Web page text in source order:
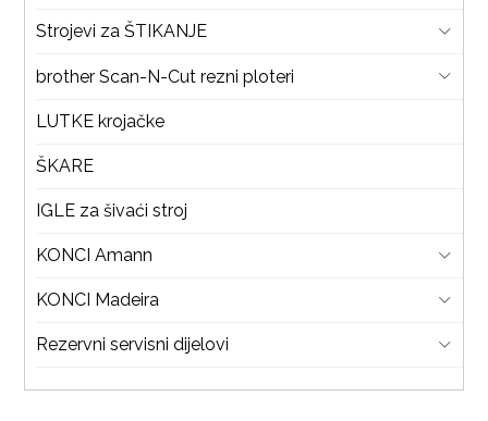
Strojevi za ŠTIKANJE
brother Scan-N-Cut rezni ploteri
LUTKE krojačke
ŠKARE
IGLE za šivaći stroj
KONCI Amann
KONCI Madeira
Rezervni servisni dijelovi